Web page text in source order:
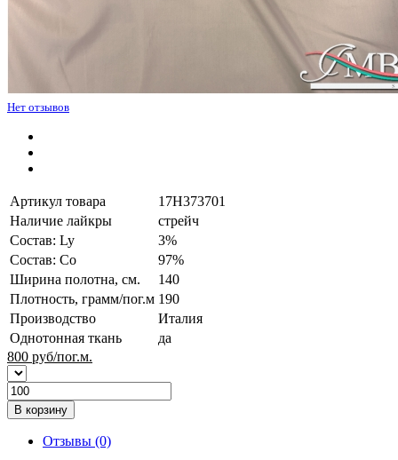
Нет отзывов
Артикул товара
17H373701
Наличие лайкры
стрейч
Состав: Ly
3%
Состав: Co
97%
Ширина полотна, см.
140
Плотность, грамм/пог.м 190
Производство
Италия
Однотонная ткань
да
800 руб/пог.м.
В корзину
Отзывы (0)